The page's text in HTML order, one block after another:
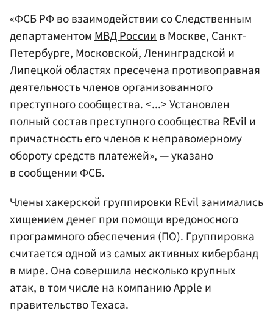
«ФСБ РФ во взаимодействии со Следственным
департаментомМВД Россиив Москве, Санкт-
Петербурге, Московской, Ленинградской и
Липецкой областях пресечена противоправная
деятельность членов организованного
преступного сообщества. <...> Установлен
полный состав преступного сообщества REvil и
причастность его членов к неправомерному
обороту средств платежей», — указано
в сообщении ФСБ.
Члены хакерской группировки REvil занимались
хищением денег при помощи вредоносного
программного обеспечения (ПО). Группировка
считается одной из самых активных кибербанд
в мире. Она совершила несколько крупных
атак, в том числе на компанию Apple и
правительство Техаса.